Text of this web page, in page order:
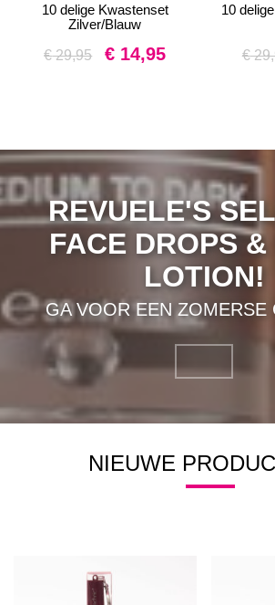
10 delige Kwastenset
Zilver/Blauw
€29,95
Oorspronkelijke
€ 14,95
10
€
REVUELE'S
FACE DROPS
LOTION!
GA VOOR EEN ZOMERSE
NIEUWE